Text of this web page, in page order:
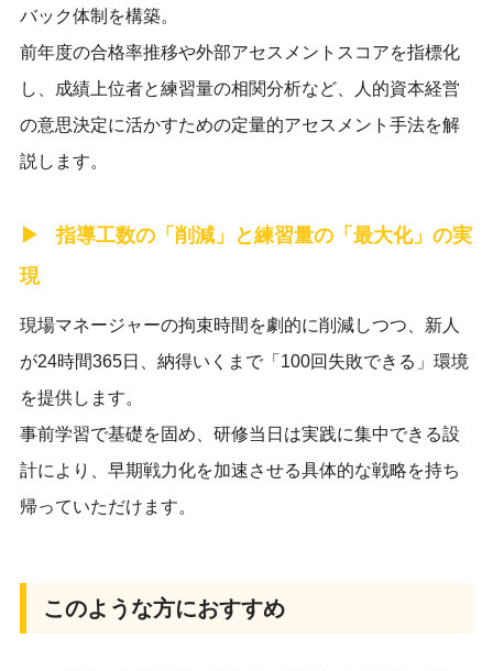
バック体制を構築。
前年度の合格率推移や外部アセスメントスコアを指標化
し、成績上位者と練習量の相関分析など、人的資本経営
の意思決定に活かすための定量的アセスメント手法を解
説します。
指導工数の「削減」と練習量の「最大化」の実
現
現場マネージャーの拘束時間を劇的に削減しつつ、新人
が24時間365日、納得いくまで「100回失敗できる」環境
を提供します。
事前学習で基礎を固め、研修当日は実践に集中できる設
計により、早期戦力化を加速させる具体的な戦略を持ち
帰っていただけます。
このような方におすすめ